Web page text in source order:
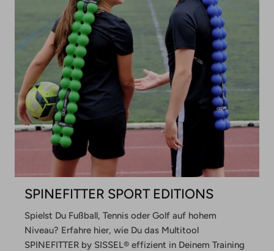
SPINEFITTER SPORT EDITIONS
Spielst Du Fußball, Tennis oder Golf auf hohem
Niveau? Erfahre hier, wie Du das Multitool
SPINEFITTER by SISSEL® effizient in Deinem Training